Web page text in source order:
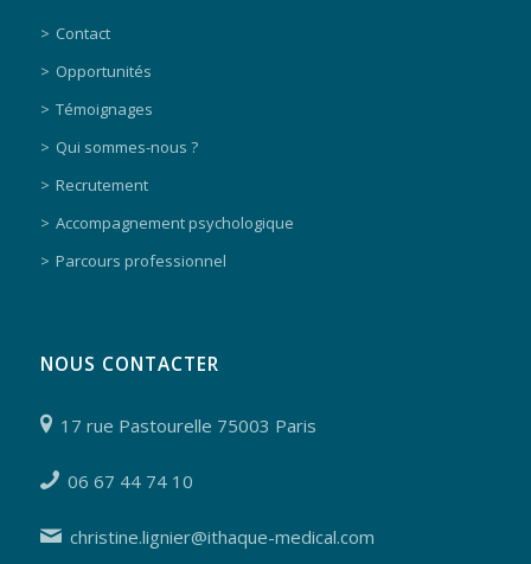
Contact
Opportunités
Témoignages
Qui sommes-nous ?
Recrutement
Accompagnement psychologique
Parcours professionnel
NOUS CONTACTER
17 rue Pastourelle 75003 Paris
06 67 44 74 10
christine.lignier@ithaque-medical.com